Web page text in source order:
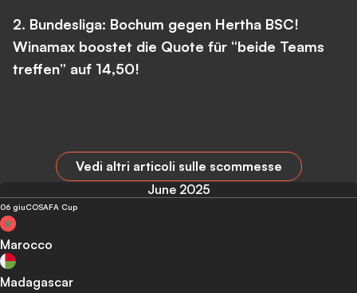
2. Bundesliga: Bochum gegen Hertha BSC!
Winamax boostet die Quote für “beide Teams
treffen” auf 14,50!
Vedi altri articoli sulle scommesse
June 2025
06 giuCOSAFA Cup
Marocco
Madagascar